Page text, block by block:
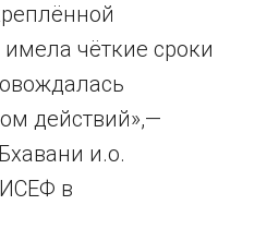
чёткие сроки
действий»,—
и.о.
в